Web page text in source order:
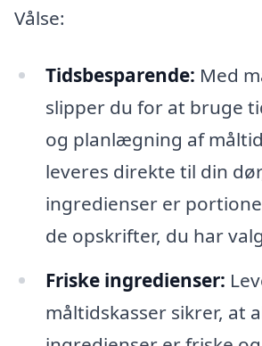
Vålse:
Tidsbesparende: Med
slipper du for at bruge
og planlægning af
leveres direkte til din
ingredienser er
de opskrifter, du har
Friske ingredienser:
måltidskasser sikrer, at